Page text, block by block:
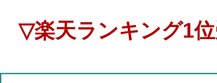
▽楽天ランキング1